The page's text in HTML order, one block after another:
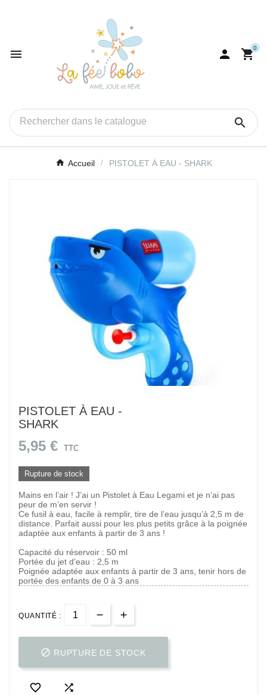
  0

Accueil PISTOLET À EAU - SHARK
PISTOLET À EAU -
SHARK
5,95 € TTC
Rupture de stock
Mains en l’air ! J’ai un Pistolet à Eau Legami et je n’ai pas
peur de m’en servir !
Ce fusil à eau, facile à remplir, tire de l’eau jusqu’à 2,5 m de
distance. Parfait aussi pour les plus petits grâce à la poignée
adaptée aux enfants à partir de 3 ans !
Capacité du réservoir : 50 ml
Portée du jet d’eau : 2,5 m
Poignée adaptée aux enfants à partir de 3 ans, tenir hors de
portée des enfants de 0 à 3 ans
QUANTITÉ :
 RUPTURE DE STOCK
 